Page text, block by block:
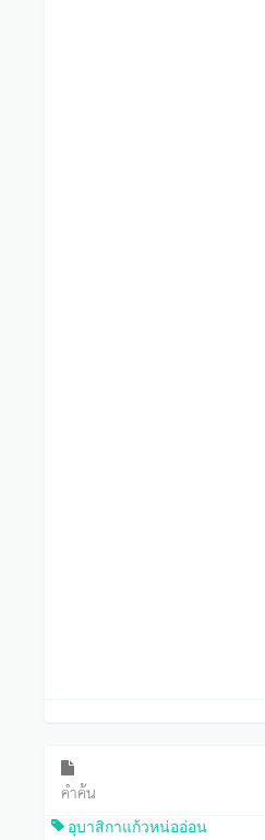
คำค้น
อุบาสิกาแก้วหน่ออ่อน